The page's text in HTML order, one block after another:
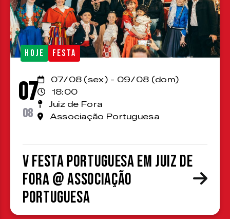
HOJE FESTA
07
08
07/08 (sex) - 09/08 (dom)
18:00
Juiz de Fora
Associação Portuguesa
V Festa Portuguesa em Juiz de
Fora @ Associação
Portuguesa